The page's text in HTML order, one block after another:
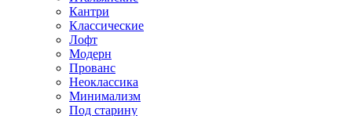
Кантри
Классические
Лофт
Модерн
Прованс
Неоклассика
Минимализм
Под старину